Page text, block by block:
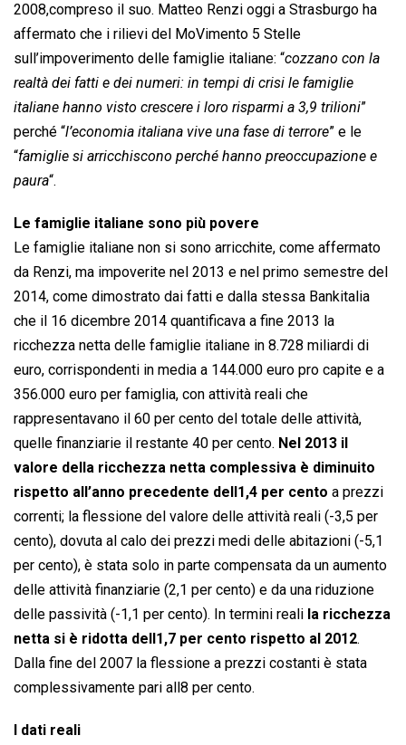
2008,compreso il suo. Matteo Renzi oggi a Strasburgo ha
affermato che i rilievi del MoVimento 5 Stelle
sull’impoverimento delle famiglie italiane: “cozzano con la
realtà dei fatti e dei numeri: in tempi di crisi le famiglie
italiane hanno visto crescere i loro risparmi a 3,9 trilioni”
perché “l’economia italiana vive una fase di terrore” e le
“famiglie si arricchiscono perché hanno preoccupazione e
paura“.
Le famiglie italiane sono più povere
Le famiglie italiane non si sono arricchite, come affermato
da Renzi, ma impoverite nel 2013 e nel primo semestre del
2014, come dimostrato dai fatti e dalla stessa Bankitalia
che il 16 dicembre 2014 quantificava a fine 2013 la
ricchezza netta delle famiglie italiane in 8.728 miliardi di
euro, corrispondenti in media a 144.000 euro pro capite e a
356.000 euro per famiglia, con attività reali che
rappresentavano il 60 per cento del totale delle attività,
quelle finanziarie il restante 40 per cento. Nel 2013 il
valore della ricchezza netta complessiva è diminuito
rispetto all’anno precedente dell1,4 per cento a prezzi
correnti; la flessione del valore delle attività reali (-3,5 per
cento), dovuta al calo dei prezzi medi delle abitazioni (-5,1
per cento), è stata solo in parte compensata da un aumento
delle attività finanziarie (2,1 per cento) e da una riduzione
delle passività (-1,1 per cento). In termini reali la ricchezza
netta si è ridotta dell1,7 per cento rispetto al 2012.
Dalla fine del 2007 la flessione a prezzi costanti è stata
complessivamente pari all8 per cento.
I dati reali